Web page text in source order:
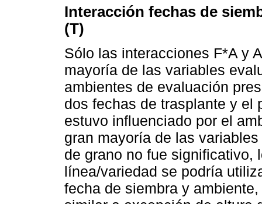
Interacción fechas de
(T)
Sólo las interacciones F*A y
mayoría de las variables
ambientes de evaluación
dos fechas de trasplante y el
estuvo influenciado por el
gran mayoría de las
de grano no fue significativo,
línea/variedad se podría
fecha de siembra y